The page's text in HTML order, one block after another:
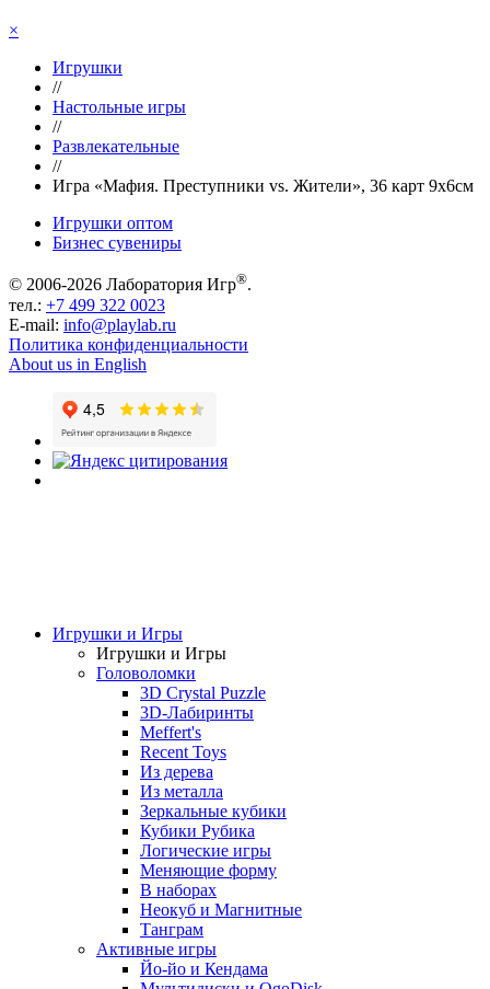
×
Игрушки
//
Настольные игры
//
Развлекательные
//
Игра «Мафия. Преступники vs. Жители», 36 карт 9х6см
Игрушки оптом
Бизнес сувениры
© 2006-2026 Лаборатория Игр®.
тел.: +7 499 322 0023
E-mail: info@playlab.ru
Политика конфиденциальности
About us in English
Игрушки и Игры
Игрушки и Игры
Головоломки
3D Crystal Puzzle
3D-Лабиринты
Meffert's
Recent Toys
Из дерева
Из металла
Зеркальные кубики
Кубики Рубика
Логические игры
Меняющие форму
В наборах
Неокуб и Магнитные
Танграм
Активные игры
Йо-йо и Кендама